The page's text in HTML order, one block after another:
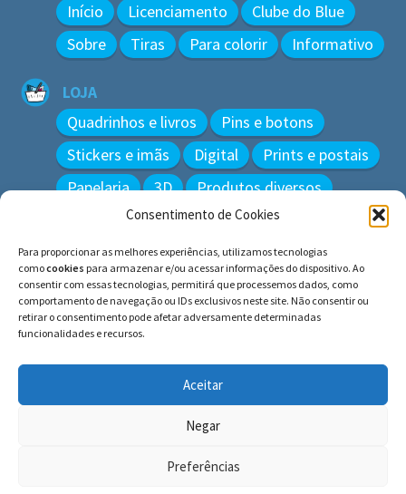
Consentimento de Cookies
Para proporcionar as melhores experiências, utilizamos tecnologias
comocookies para armazenar e/ou acessar informações do dispositivo. Ao
consentir com essas tecnologias, permitirá que processemos dados, como
comportamento de navegação ou IDs exclusivos neste site. Não consentir ou
retirar o consentimento pode afetar adversamente determinadas
funcionalidades e recursos.
Aceitar
Negar
Preferências
Início Licenciamento
Clube do Blue
Sobre
Tiras Para colorir Informativo
LOJA
Quadrinhos e livros
Pins e botons
Stickers e imãs
Digital
Prints e postais
Papelaria
3D Produtos diversos
Pesquisar
por:
© BLUE e os gatos ∙ todos os direitos reservados.
Histórias inspiradas em gatos reais. Adote e cuide dos
gatos!